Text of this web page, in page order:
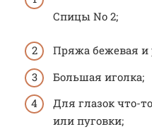
Спицы No 2;
Пряжа бежевая и
Большая иголка;
Для глазок что-
или пуговки;